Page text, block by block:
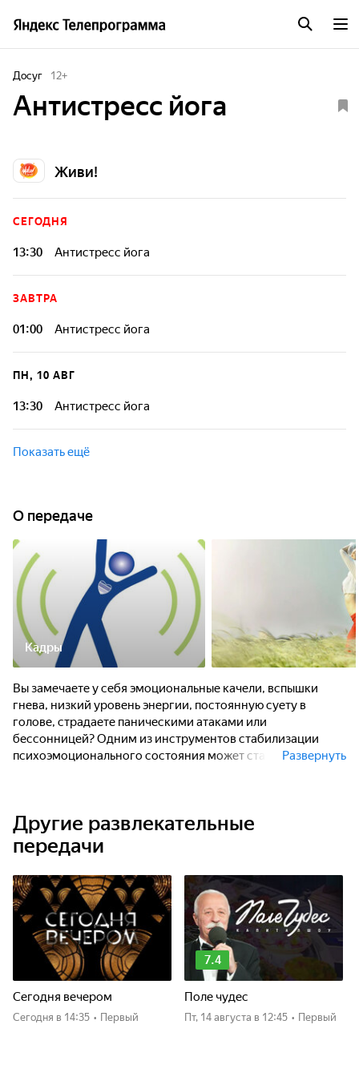
Досуг 12+
Антистресс йога
Живи!
СЕГОДНЯ
13:30 Антистресс йога
ЗАВТРА
01:00 Антистресс йога
ПН, 10 АВГ
13:30 Антистресс йога
Показать ещё
О передаче
Кадры
Вы замечаете у себя эмоциональные качели, вспышки
гнева, низкий уровень энергии, постоянную суету в
голове, страдаете паническими атаками или
бессонницей? Одним из инструментов стабилизации
психоэмоционального состояния может стать курс
тревожности и успокоят ум. Ведущая - опытный йога-
терапевт Любовь Пушкарь.
Развернуть
Другие развлекательные
передачи
Сегодня вечером
Сегодня в 14:35 • Первый
7.4
Поле чудес
пт, 14 августа в 12:45 • Первый